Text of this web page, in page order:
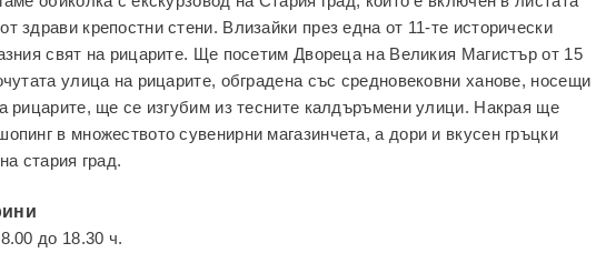
крепостни стени. Влизайки през една от 11-те исторически
свят на рицарите. Ще посетим Двореца на Великия Магистър от 15
улица на рицарите, обградена със средновековни ханове, носещи
рицарите, ще се изгубим из тесните калдъръмени улици. Накрая ще
в множеството сувенирни магазинчета, а дори и вкусен гръцки
стария град.
до 18.30 ч.